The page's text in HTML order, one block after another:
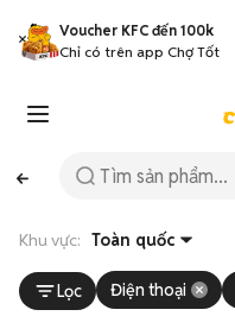
Voucher KFC đến 100k
Chỉ có trên app Chợ Tốt
Khu vực: Toàn quốc
Lọc Điện thoại